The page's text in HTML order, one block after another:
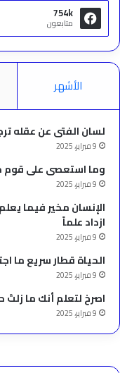
754k
متابعون
الأشهر
لسان الفتى عن عقله
9 فبراير، 2025
وما استعصى على قوم
9 فبراير، 2025
الإنسان مخير فيما
ازداد علماً
9 فبراير، 2025
الحياة قطار سريع ما
9 فبراير، 2025
‫اصرخ لتعلم أنك ما
9 فبراير، 2025